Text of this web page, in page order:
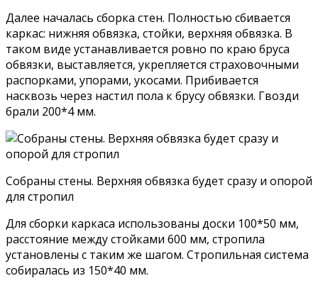
Далее началась сборка стен. Полностью сбивается
каркас: нижняя обвязка, стойки, верхняя обвязка. В
таком виде устанавливается ровно по краю бруса
обвязки, выставляется, укрепляется страховочными
распорками, упорами, укосами. Прибивается
насквозь через настил пола к брусу обвязки. Гвозди
брали 200*4 мм.
Собраны стены. Верхняя обвязка будет сразу и опорой
для стропил
Для сборки каркаса использованы доски 100*50 мм,
расстояние между стойками 600 мм, стропила
установлены с таким же шагом. Стропильная система
собиралась из 150*40 мм.